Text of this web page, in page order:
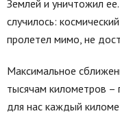
Землей и уничтожил
случилось:
пролетел мимо, не
Максимальное
тысячам километров –
для нас каждый